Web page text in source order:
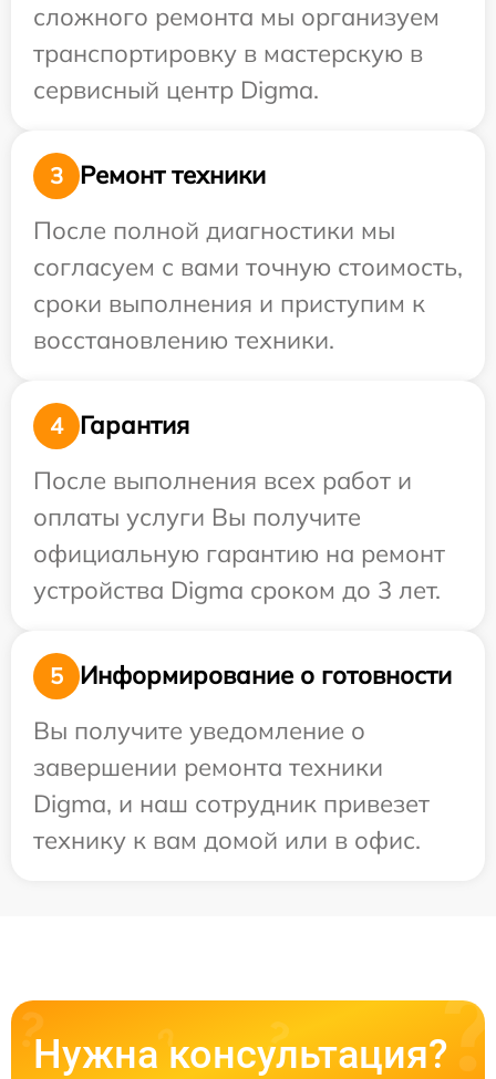
сложного ремонта мы организуем
транспортировку в мастерскую в
сервисный центр Digma.
3
Ремонт техники
После полной диагностики мы
согласуем с вами точную стоимость,
сроки выполнения и приступим к
восстановлению техники.
4
Гарантия
После выполнения всех работ и
оплаты услуги Вы получите
официальную гарантию на ремонт
устройства Digma сроком до 3 лет.
5
Информирование о готовности
Вы получите уведомление о
завершении ремонта техники
Digma, и наш сотрудник привезет
технику к вам домой или в офис.
Нужна консультация?